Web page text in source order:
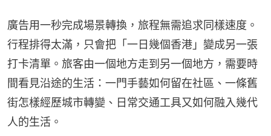
廣告用一秒完成場景轉換，旅程無需追求同樣速度。
行程排得太滿，只會把「一日幾個香港」變成另一張
打卡清單。旅客由一個地方走到另一個地方，需要時
間看見沿途的生活：一門手藝如何留在社區、一條舊
街怎樣經歷城市轉變、日常交通工具又如何融入幾代
人的生活。